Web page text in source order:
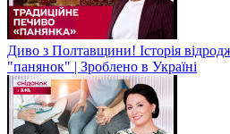
Диво з Полтавщини! Історія
"панянок" | Зроблено в Україні